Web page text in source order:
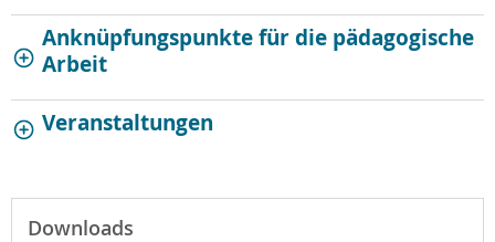
Anknüpfungspunkte für die pädagogische
Arbeit
Veranstaltungen
Downloads